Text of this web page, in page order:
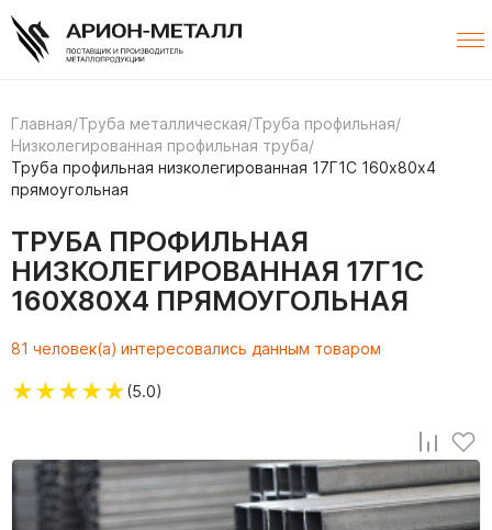
Главная/Труба металлическая/Труба профильная/
Низколегированная профильная труба/
Труба профильная низколегированная 17Г1С 160х80х4
прямоугольная
ТРУБА ПРОФИЛЬНАЯ
НИЗКОЛЕГИРОВАННАЯ 17Г1С
160Х80Х4 ПРЯМОУГОЛЬНАЯ
81 человек(а) интересовались данным товаром
★★★★★(5.0)